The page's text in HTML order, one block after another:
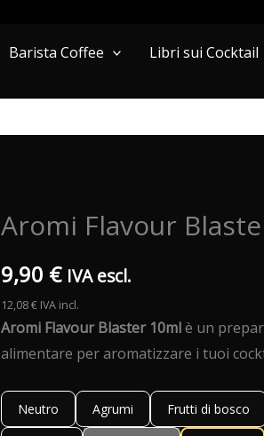
Barista Coffee Libri sui Cocktail
Aromi Flavour
9,90 € IVA escl.
12,08€ IVA incl.
Aromi Flavour Blaster 10mlè un
alimentare per aromatizzare i tuoi
Neutro Agrumi Frutti di bosco